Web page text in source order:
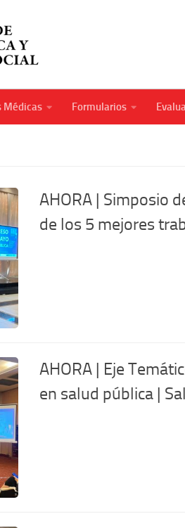
Médicas Formularios
AHORA | Simposio
de los 5 mejores
AHORA | Eje
en salud pública |